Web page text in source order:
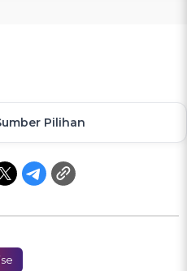
Pilihan